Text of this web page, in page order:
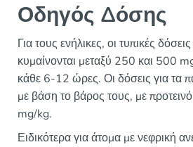
Οδηγός Δόσης
Για τους ενήλικες, οι τυπικές
κυμαίνονται μεταξύ 250 και 500
κάθε 6-12 ώρες. Οι δόσεις για τα
με βάση το βάρος τους, με
mg/kg.
Ειδικότερα για άτομα με νεφρική